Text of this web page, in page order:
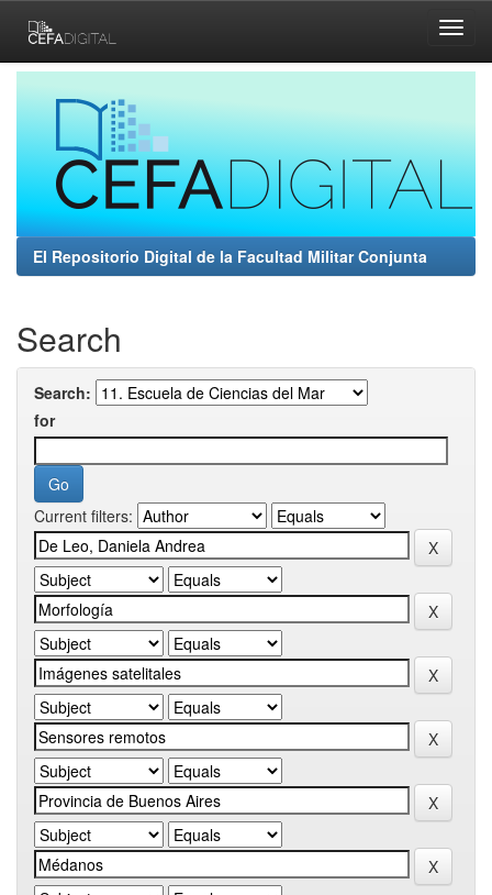
navigation
El Repositorio Digital de la Facultad Militar Conjunta
Search
Search:
for
Current filters: